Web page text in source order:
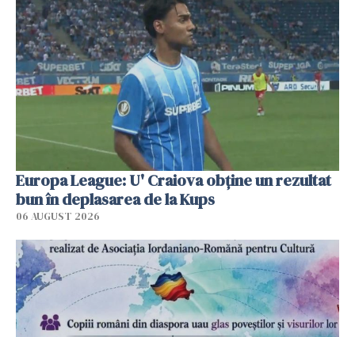
Europa League: U' Craiova obține un rezultat
bun în deplasarea de la Kups
06 AUGUST 2026